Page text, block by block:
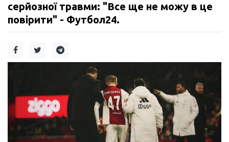
серйозної травми: "Все ще не можу в це
повірити" - Футбол24.